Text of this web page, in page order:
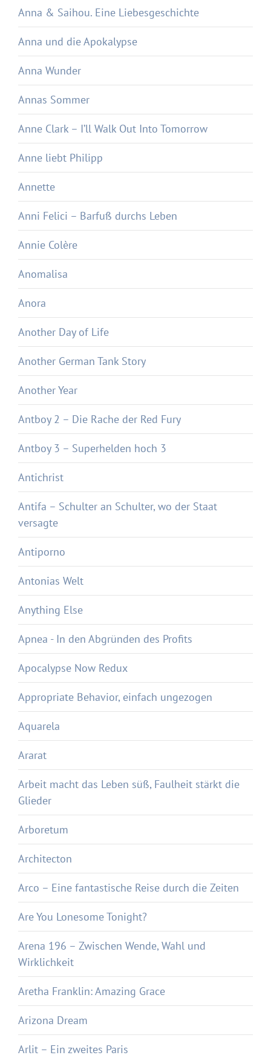
Anna & Saihou. Eine Liebesgeschichte
Anna und die Apokalypse
Anna Wunder
Annas Sommer
Anne Clark – I’ll Walk Out Into Tomorrow
Anne liebt Philipp
Annette
Anni Felici – Barfuß durchs Leben
Annie Colère
Anomalisa
Anora
Another Day of Life
Another German Tank Story
Another Year
Antboy 2 – Die Rache der Red Fury
Antboy 3 – Superhelden hoch 3
Antichrist
Antifa – Schulter an Schulter, wo der Staat
versagte
Antiporno
Antonias Welt
Anything Else
Apnea - In den Abgründen des Profits
Apocalypse Now Redux
Appropriate Behavior, einfach ungezogen
Aquarela
Ararat
Arbeit macht das Leben süß, Faulheit stärkt die
Glieder
Arboretum
Architecton
Arco – Eine fantastische Reise durch die Zeiten
Are You Lonesome Tonight?
Arena 196 – Zwischen Wende, Wahl und
Wirklichkeit
Aretha Franklin: Amazing Grace
Arizona Dream
Arlit – Ein zweites Paris